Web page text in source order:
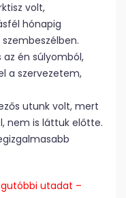
volt,
hónapig
én súlyomból,
a szervezetem,
utunk volt, mert
nem is láttuk előtte.
utadat –